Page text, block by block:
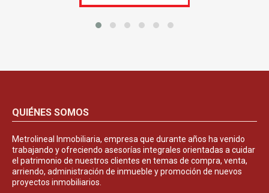
QUIÉNES SOMOS
Metrolineal Inmobiliaria, empresa que durante años ha venido
trabajando y ofreciendo asesorías integrales orientadas a cuidar
el patrimonio de nuestros clientes en temas de compra, venta,
arriendo, administración de inmueble y promoción de nuevos
proyectos inmobiliarios.